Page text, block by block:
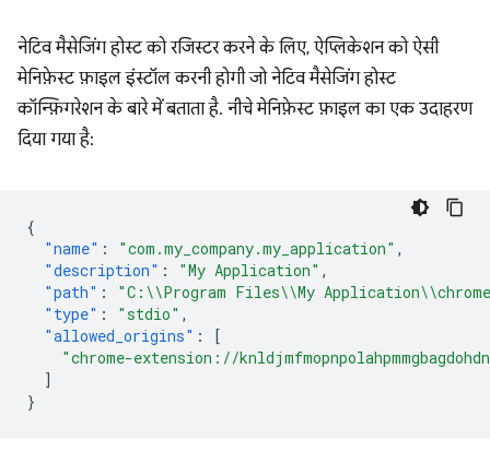
नेटिव मैसेजिंग होस्ट को रजिस्टर करने के लिए, ऐप्लिकेशन को ऐसी
मेनिफ़ेस्ट फ़ाइल इंस्टॉल करनी होगी जो नेटिव मैसेजिंग होस्ट
कॉन्फ़िगरेशन के बारे में बताता है. नीचे मेनिफ़ेस्ट फ़ाइल का एक उदाहरण
दिया गया है:
{
"name" : "com.my_company.my_application" ,
"description" : "My Application" ,
"path" :
"C:\\Program Files\\My
"type" : "stdio" ,
"allowed_origins" :
[
"chrome-extension://
]
}